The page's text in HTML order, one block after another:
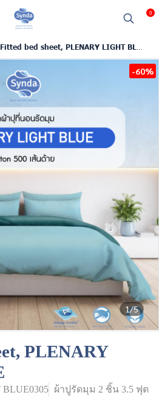
0
Fitted bed sheet, PLENARY LIGHT BLUE
1/5
-60%
PLENARY
ผ้าปูรัดมุม 2 ชิ้น 3.5 ฟุต